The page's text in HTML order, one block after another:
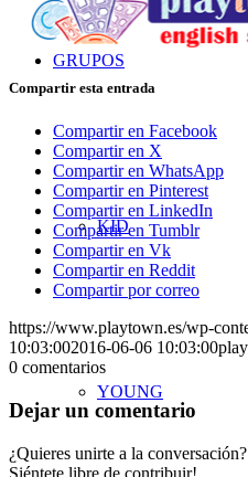
GRUPOS
KID
YOUNG
Compartir esta entrada
Compartir en Facebook
Compartir en X
Compartir en WhatsApp
Compartir en Pinterest
Compartir en LinkedIn
Compartir en Tumblr
Compartir en Vk
Compartir en Reddit
Compartir por correo
https://www.playtown.es/wp-
10:03:002016-06-06 10:03:00
0 comentarios
Dejar un comentario
¿Quieres unirte a la conversación?
Siéntete libre de contribuir!